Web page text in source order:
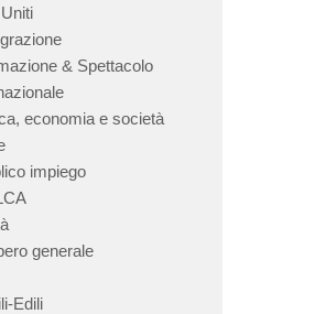
& Spettacolo
economia e società
impiego
generale
Edili